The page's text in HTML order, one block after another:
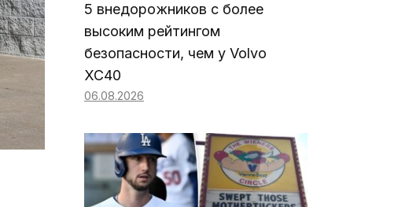
5 внедорожников с более
высоким рейтингом
безопасности, чем у Volvo
XC40
06.08.2026